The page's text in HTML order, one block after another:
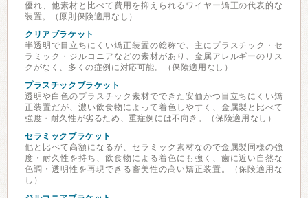
優れ、他素材と比べて費用を抑えられるワイヤー矯正の代表的な
装置。（原則保険適用なし）
クリアブラケット
半透明で目立ちにくい矯正装置の総称で、主にプラスチック・セ
ラミック・ジルコニアなどの素材があり、金属アレルギーのリス
クがなく、多くの症例に対応可能。（保険適用なし）
プラスチックブラケット
透明や白色のプラスチック素材でできた安価かつ目立ちにくい矯
正装置だが、濃い飲食物によって着色しやすく、金属製と比べて
強度・耐久性が劣るため、重症例には不向き。（保険適用なし）
セラミックブラケット
他と比べて高額になるが、セラミック素材なので金属製同様の強
度・耐久性を持ち、飲食物による着色にも強く、歯に近い自然な
色調・透明性を再現できる審美性の高い矯正装置。（保険適用な
し）